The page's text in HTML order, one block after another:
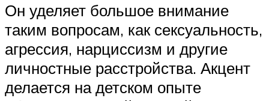
Он уделяет большое внимание
таким вопросам, как сексуальность,
агрессия, нарциссизм и другие
личностные расстройства. Акцент
делается на детском опыте